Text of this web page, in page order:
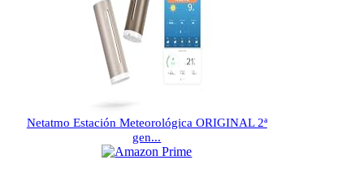
Netatmo Estación Meteorológica ORIGINAL 2ª
gen...